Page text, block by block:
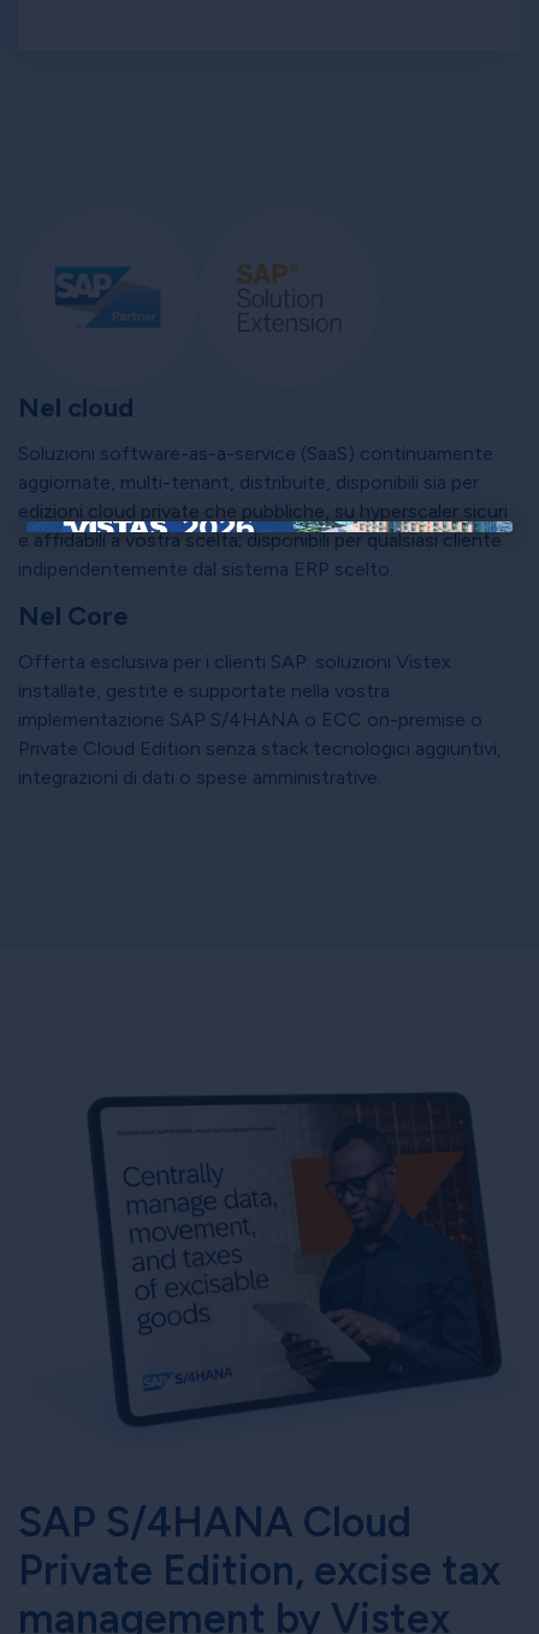
×
Nel cloud
Soluzioni software-as-a-service (SaaS) continuamente
aggiornate, multi-tenant, distribuite, disponibili sia per
edizioni cloud private che pubbliche, su hyperscaler sicuri
e affidabili a vostra scelta; disponibili per qualsiasi cliente
indipendentemente dal sistema ERP scelto.
Nel Core
Offerta esclusiva per i clienti SAP: soluzioni Vistex
installate, gestite e supportate nella vostra
implementazione SAP S/4HANA o ECC on-premise o
Private Cloud Edition senza stack tecnologici aggiuntivi,
integrazioni di dati o spese amministrative.
SAP S/4HANA Cloud
Private Edition, excise tax
management by Vistex